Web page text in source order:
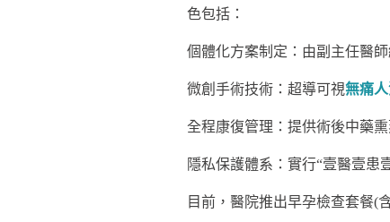
色包括：
個體化方案制定：由副主任醫
微創手術技術：超導可視無痛
全程康復管理：提供術後中藥
隱私保護體系：實行“壹醫壹患
目前，醫院推出早孕檢查套餐(